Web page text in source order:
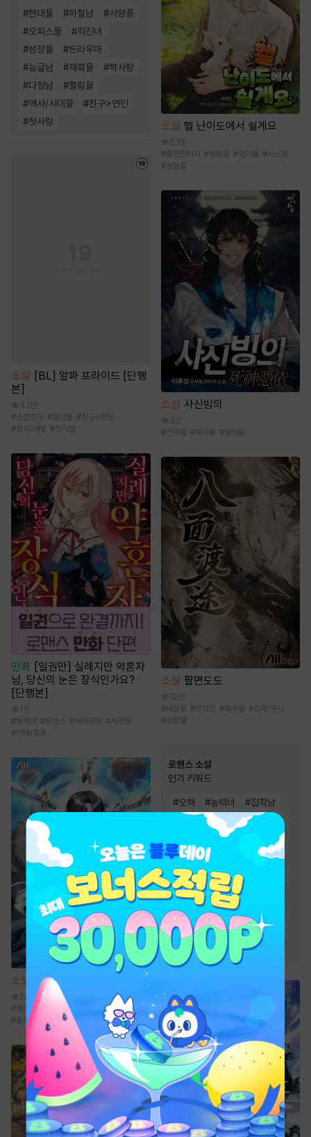
#현대물 #까칠남 #서양풍
#오피스물 #직진녀
#성장물 #트라우마
#능글남 #재회물 #짝사랑
#다정남 #힐링물
#역사/시대물 #친구>연인
#첫사랑
소설 [BL] 알파 프라이드 [단행
본]
4.1만
#소꿉친구 #일상물 #친구>연인
#정치/재벌 #첫사랑
만화 [일권만] 실례지만 약혼자
님, 당신의 눈은 장식인가요?
[단행본]
1천
#능력녀 #로맨스 # 계약관계 #서양풍
#연애/결혼
소설 흑도검선
20만
#복수물 검객/무사 먼치킨 # 신무협
#통쾌함
소설 헬 난이도에서 쉴게요
5.1만
#퓨전판타지 #힐링물 #영지물 #시스템
#성장물
소설 사신빙의
3만
#신무협 #복수물 #빙의물
소설 팔면도도
12만
#비장함 #먼치킨 #복수물 #검객/무사
#성장물
로맨스 소설
인기 키워드
#오해 #능력녀 #집착남
#재회물 #
고수위
왕족/귀족
#계략남
운명적사랑
#상처남 #다정남
#순진녀 #몸정>맘정
#절륜남 #순정남
#소유욕/집착 #재벌남
#첫사랑